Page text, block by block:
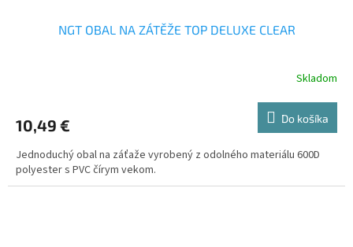
NGT OBAL NA ZÁTĚŽE TOP DELUXE CLEAR
Skladom
10,49 € Do košíka
Jednoduchý obal na záťaže vyrobený z odolného materiálu 600D
polyester s PVC čírym vekom.